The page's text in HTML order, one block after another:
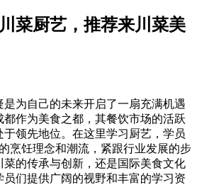
菜厨艺，推荐来川菜美
是为自己的未来开启了一扇充满机遇
都作为美食之都，其餐饮市场的活跃
于领先地位。在这里学习厨艺，学员
烹饪理念和潮流，紧跟行业发展的步
菜的传承与创新，还是国际美食文化
员们提供广阔的视野和丰富的学习资